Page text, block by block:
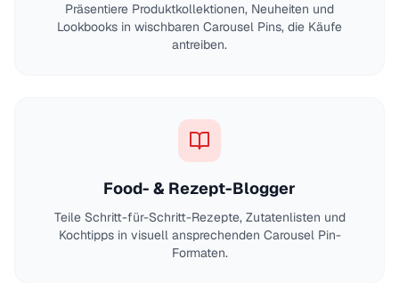
Präsentiere Produktkollektionen, Neuheiten und
Lookbooks in wischbaren Carousel Pins, die Käufe
antreiben.
Food- & Rezept-Blogger
Teile Schritt-für-Schritt-Rezepte, Zutatenlisten und
Kochtipps in visuell ansprechenden Carousel Pin-
Formaten.